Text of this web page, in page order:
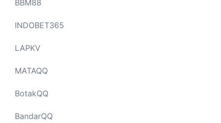
BBM88
INDOBET365
LAPKV
MATAQQ
BotakQQ
BandarQQ